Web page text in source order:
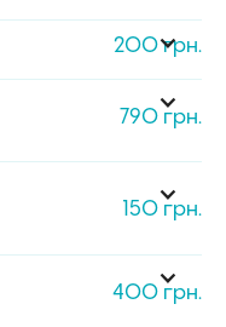
200 грн.
790 грн.
150 грн.
400 грн.